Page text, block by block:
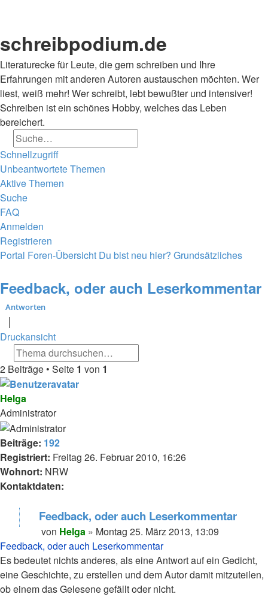
schreibpodium.de
Literaturecke für Leute, die gern schreiben und Ihre
Erfahrungen mit anderen Autoren austauschen möchten. Wer
liest, weiß mehr! Wer schreibt, lebt bewußter und intensiver!
Schreiben ist ein schönes Hobby, welches das Leben
bereichert.
Suche
Erweiterte Suche
Schnellzugriff
Unbeantwortete Themen
Aktive Themen
Suche
FAQ
Anmelden
Registrieren
Portal Foren-Übersicht Du bist neu hier? Grundsätzliches
Suche
Feedback, oder auch Leserkommentar
Antworten
Druckansicht
Suche
Erweiterte Suche
2 Beiträge • Seite 1 von 1
Helga
Administrator
Beiträge: 192
Registriert: Freitag 26. Februar 2010, 16:26
Wohnort: NRW
Kontaktdaten:
Kontaktdaten
Helga
Feedback, oder auch Leserkommentar
Beitrag
von Helga » Montag 25. März 2013, 13:09
Feedback, oder auch Leserkommentar
Es bedeutet nichts anderes, als eine Antwort auf ein Gedicht,
eine Geschichte, zu erstellen und dem Autor damit mitzuteilen,
ob einem das Gelesene gefällt oder nicht.